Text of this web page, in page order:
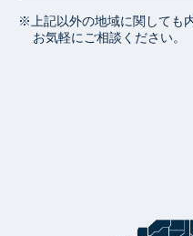
※上記以外の地域に関しても
お気軽にご相談ください。